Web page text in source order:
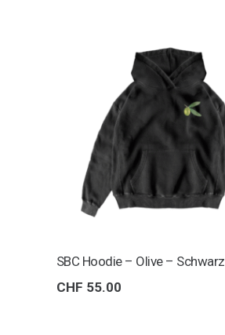
SBC Hoodie – Olive – Schwarz
CHF 55.00